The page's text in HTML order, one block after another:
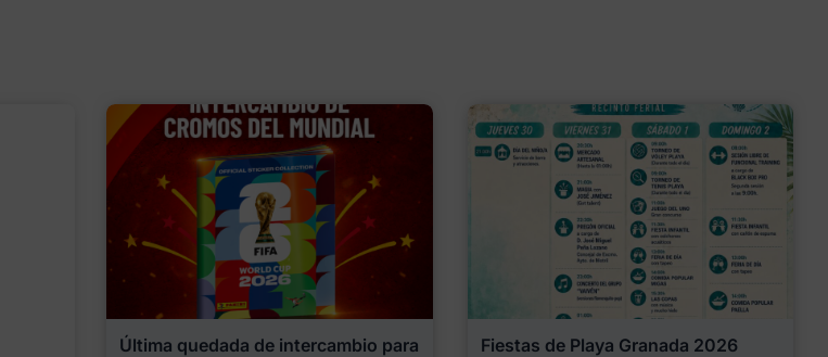
Última quedada de intercambio para
Fiestas de Playa Granada 2026